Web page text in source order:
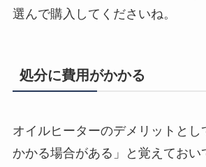
選んで購入してくださいね。
処分に費用がかかる
オイルヒーターのデメリットとし
かかる場合がある」と覚えておい